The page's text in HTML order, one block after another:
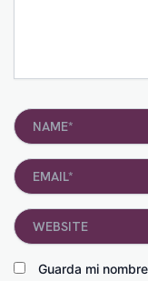
Name*
Email*
Guarda mi
Website